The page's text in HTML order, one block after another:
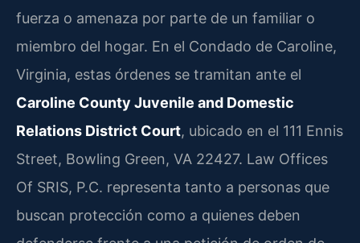
fuerza o amenaza por parte de un familiar o
miembro del hogar. En el Condado de Caroline,
Virginia, estas órdenes se tramitan ante el
Caroline County Juvenile and Domestic
Relations District Court, ubicado en el 111 Ennis
Street, Bowling Green, VA 22427. Law Offices
Of SRIS, P.C. representa tanto a personas que
buscan protección como a quienes deben